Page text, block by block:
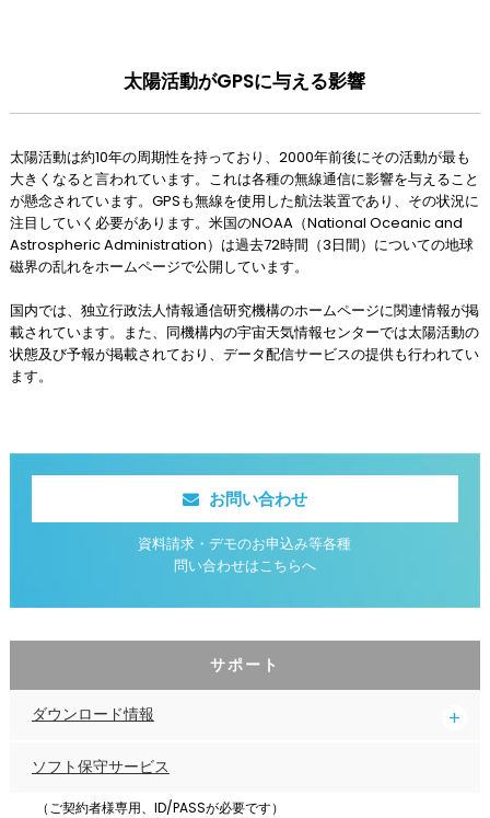
太陽活動がGPSに与える影響
太陽活動は約10年の周期性を持っており、2000年前後にその活動が最も
大きくなると言われています。これは各種の無線通信に影響を与えること
が懸念されています。GPSも無線を使用した航法装置であり、その状況に
注目していく必要があります。米国のNOAA（National Oceanic and
Astrospheric Administration）は過去72時間（3日間）についての地球
磁界の乱れをホームページで公開しています。
国内では、独立行政法人情報通信研究機構のホームページに関連情報が掲
載されています。また、同機構内の宇宙天気情報センターでは太陽活動の
状態及び予報が掲載されており、データ配信サービスの提供も行われてい
ます。
お問い合わせ
資料請求・デモのお申込み等各種
問い合わせはこちらへ
サポート
ダウンロード情報
ソフト保守サービス
（ご契約者様専用、ID/PASSが必要です）